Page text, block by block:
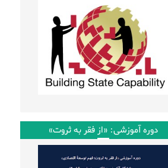
دوره آموزشی: «از فقر به ثروت»